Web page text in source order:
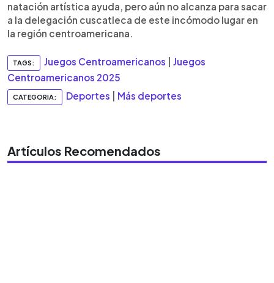
natación artística ayuda, pero aún no alcanza para sacar
a la delegación cuscatleca de este incómodo lugar en
la región centroamericana.
TAGS: Juegos Centroamericanos
Juegos
Centroamericanos 2025
CATEGORIA: Deportes Más deportes
Artículos Recomendados